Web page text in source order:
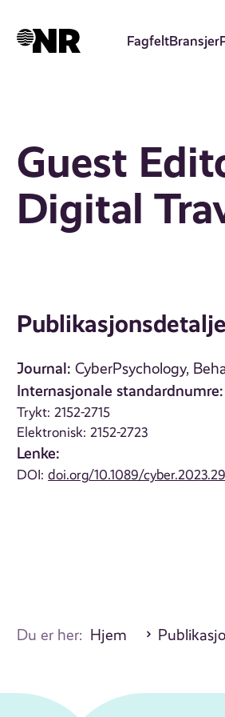
hovedinnhold
FagfeltBransjer
Guest
Digital
Journal: CyberPsychology,
Internasjonale standardnumre:
Trykt: 2152-2715
Elektronisk: 2152-2723
Lenke:
DOI:doi.org/10.1089/
Du er her: Hjem